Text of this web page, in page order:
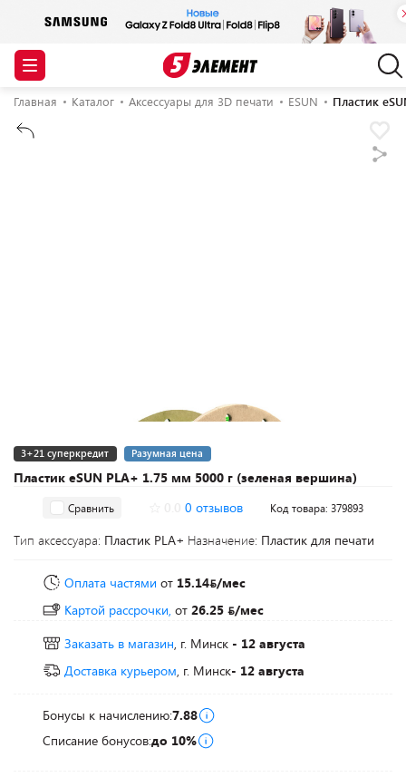
Главная Каталог Аксессуары для 3D печати ESUN Пластик
Пластик eSUN PLA+ 1.75 мм 5000 г (зеленая вершина)
3+21 суперкредит Разумная цена
Сравнить 0 отзывов Код товара: 379893
Тип аксессуара: Пластик PLA+ Назначение: Пластик для печати
Оплата частями от 15.14 /мес
Картой рассрочки, от 26.25
/мес
Заказать в магазин, г. Минск - 12 августа
Доставка курьером, г. Минск- 12 августа
Бонусы к начислению:7.88
Списание бонусов:до 10%